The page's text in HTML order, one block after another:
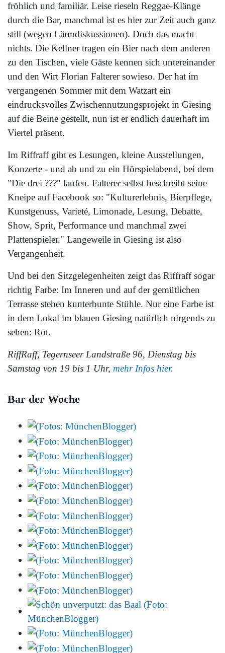
fröhlich und familiär. Leise rieseln Reggae-Klänge
durch die Bar, manchmal ist es hier zur Zeit auch ganz
still (wegen Lärmdiskussionen). Doch das macht
nichts. Die Kellner tragen ein Bier nach dem anderen
zu den Tischen, viele Gäste kennen sich untereinander
und den Wirt Florian Falterer sowieso. Der hat im
vergangenen Sommer mit dem Watzart ein
eindrucksvolles Zwischennutzungsprojekt in Giesing
auf die Beine gestellt, nun ist er endlich dauerhaft im
Viertel präsent.
Im Riffraff gibt es Lesungen, kleine Ausstellungen,
Konzerte - und ab und zu ein Hörspielabend, bei dem
"Die drei ???" laufen. Falterer selbst beschreibt seine
Kneipe auf Facebook so: "Kulturerlebnis, Bierpflege,
Kunstgenuss, Varieté, Limonade, Lesung, Debatte,
Show, Sprit, Performance und manchmal zwei
Plattenspieler." Langeweile in Giesing ist also
Vergangenheit.
Und bei den Sitzgelegenheiten zeigt das Riffraff sogar
richtig Farbe: Im Inneren und auf der gemütlichen
Terrasse stehen kunterbunte Stühle. Nur eine Farbe ist
in dem Lokal im blauen Giesing natürlich nirgends zu
sehen: Rot.
RiffRaff, Tegernseer Landstraße 96, Dienstag bis
Samstag von 19 bis 1 Uhr, mehr Infos hier.
Bar der Woche